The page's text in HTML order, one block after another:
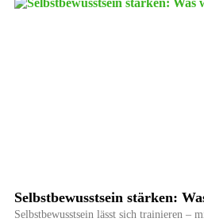
Selbstbewusstsein stärken:
Selbstbewusstsein lässt sich trainieren –